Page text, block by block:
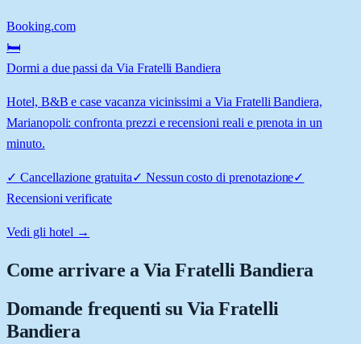
Booking.com
🛏️
Dormi a due passi da Via Fratelli Bandiera
Hotel, B&B e case vacanza vicinissimi a Via Fratelli Bandiera,
Marianopoli: confronta prezzi e recensioni reali e prenota in un
minuto.
✓ Cancellazione gratuita✓ Nessun costo di prenotazione✓
Recensioni verificate
Vedi gli hotel →
Come arrivare aVia Fratelli Bandiera
Domande frequenti su Via Fratelli
Bandiera